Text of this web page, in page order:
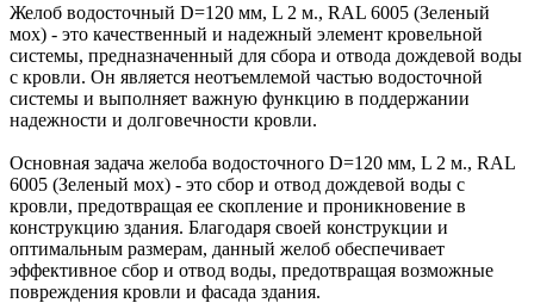
Желоб водосточный D=120 мм, L 2 м., RAL 6005 (Зеленый
мох) - это качественный и надежный элемент кровельной
системы, предназначенный для сбора и отвода дождевой воды
с кровли. Он является неотъемлемой частью водосточной
системы и выполняет важную функцию в поддержании
надежности и долговечности кровли.
Основная задача желоба водосточного D=120 мм, L 2 м., RAL
6005 (Зеленый мох) - это сбор и отвод дождевой воды с
кровли, предотвращая ее скопление и проникновение в
конструкцию здания. Благодаря своей конструкции и
оптимальным размерам, данный желоб обеспечивает
эффективное сбор и отвод воды, предотвращая возможные
повреждения кровли и фасада здания.